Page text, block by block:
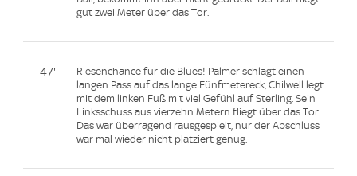
gut zwei Meter über das Tor.
47'
Riesenchance für die Blues! Palmer schlägt einen
langen Pass auf das lange Fünfmetereck, Chilwell legt
mit dem linken Fuß mit viel Gefühl auf Sterling. Sein
Linksschuss aus vierzehn Metern fliegt über das Tor.
Das war überragend rausgespielt, nur der Abschluss
war mal wieder nicht platziert genug.